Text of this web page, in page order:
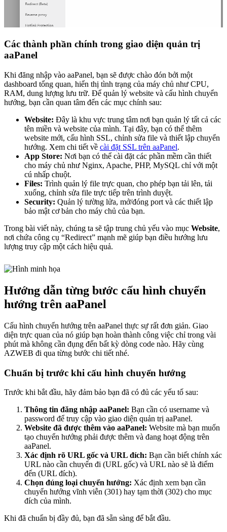
Các thành phần chính trong giao diện quản trị
aaPanel
Khi đăng nhập vào aaPanel, bạn sẽ được chào đón bởi một
dashboard tổng quan, hiển thị tình trạng của máy chủ như CPU,
RAM, dung lượng lưu trữ. Để quản lý website và cấu hình chuyển
hướng, bạn cần quan tâm đến các mục chính sau:
Website: Đây là khu vực trung tâm nơi bạn quản lý tất cả các
tên miền và website của mình. Tại đây, bạn có thể thêm
website mới, cấu hình SSL, chỉnh sửa file và thiết lập chuyển
hướng. Xem chi tiết về cài đặt SSL trên aaPanel.
App Store: Nơi bạn có thể cài đặt các phần mềm cần thiết
cho máy chủ như Nginx, Apache, PHP, MySQL chỉ với một
cú nhấp chuột.
Files: Trình quản lý file trực quan, cho phép bạn tải lên, tải
xuống, chỉnh sửa file trực tiếp trên trình duyệt.
Security: Quản lý tường lửa, mở/đóng port và các thiết lập
bảo mật cơ bản cho máy chủ của bạn.
Trong bài viết này, chúng ta sẽ tập trung chủ yếu vào mục Website,
nơi chứa công cụ “Redirect” mạnh mẽ giúp bạn điều hướng lưu
lượng truy cập một cách hiệu quả.
Hướng dẫn từng bước cấu hình chuyển
hướng trên aaPanel
Cấu hình chuyển hướng trên aaPanel thực sự rất đơn giản. Giao
diện trực quan của nó giúp bạn hoàn thành công việc chỉ trong vài
phút mà không cần đụng đến bất kỳ dòng code nào. Hãy cùng
AZWEB đi qua từng bước chi tiết nhé.
Chuẩn bị trước khi cấu hình chuyển hướng
Trước khi bắt đầu, hãy đảm bảo bạn đã có đủ các yếu tố sau:
Thông tin đăng nhập aaPanel: Bạn cần có username và
password để truy cập vào giao diện quản trị aaPanel.
Website đã được thêm vào aaPanel: Website mà bạn muốn
tạo chuyển hướng phải được thêm và đang hoạt động trên
aaPanel.
Xác định rõ URL gốc và URL đích: Bạn cần biết chính xác
URL nào cần chuyển đi (URL gốc) và URL nào sẽ là điểm
đến (URL đích).
Chọn đúng loại chuyển hướng: Xác định xem bạn cần
chuyển hướng vĩnh viễn (301) hay tạm thời (302) cho mục
đích của mình.
Khi đã chuẩn bị đầy đủ, bạn đã sẵn sàng để bắt đầu.